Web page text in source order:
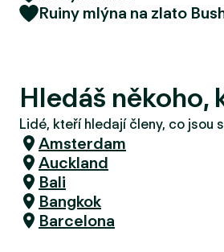
Ruiny mlýna na zlato
Hledáš někoho,
Lidé, kteří hledají členy, co jsou
Amsterdam
Auckland
Bali
Bangkok
Barcelona